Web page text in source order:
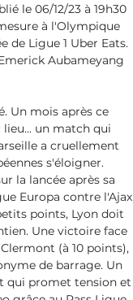
le 06/12/23 à 19h30
à l'Olympique
de Ligue 1 Uber Eats.
Aubameyang
Un mois après ce
un match qui
a cruellement
s'éloigner.
la lancée après sa
Europa contre l'Ajax
points, Lyon doit
Une victoire face
(à 10 points),
de barrage. Un
qui promet tension et